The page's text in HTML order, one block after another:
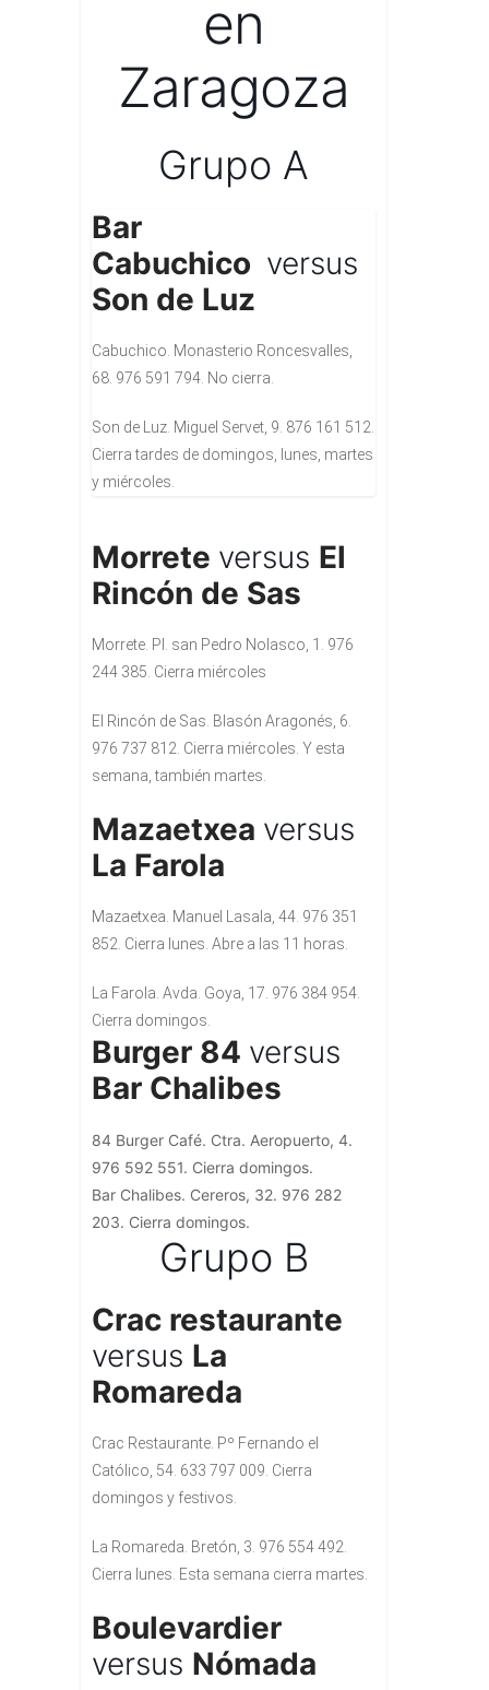
en
Zaragoza
Grupo A
Bar
Cabuchico versus
Son de Luz
Cabuchico. Monasterio Roncesvalles,
68. 976 591 794. No cierra.
Son de Luz. Miguel Servet, 9. 876 161 512.
Cierra tardes de domingos, lunes, martes
y miércoles.
Morrete versus El
Rincón de Sas
Morrete. Pl. san Pedro Nolasco, 1. 976
244 385. Cierra miércoles
El Rincón de Sas. Blasón Aragonés, 6.
976 737 812. Cierra miércoles. Y esta
semana, también martes.
Mazaetxea versus
La Farola
Mazaetxea. Manuel Lasala, 44. 976 351
852. Cierra lunes. Abre a las 11 horas.
La Farola. Avda. Goya, 17. 976 384 954.
Cierra domingos.
Burger 84 versus
Bar Chalibes
84 Burger Café. Ctra. Aeropuerto, 4.
976 592 551. Cierra domingos.
Bar Chalibes. Cereros, 32. 976 282
203. Cierra domingos.
Grupo B
Crac restaurante
versus La
Romareda
Crac Restaurante. Pº Fernando el
Católico, 54. 633 797 009. Cierra
domingos y festivos.
La Romareda. Bretón, 3. 976 554 492.
Cierra lunes. Esta semana cierra martes.
Boulevardier
versus Nómada